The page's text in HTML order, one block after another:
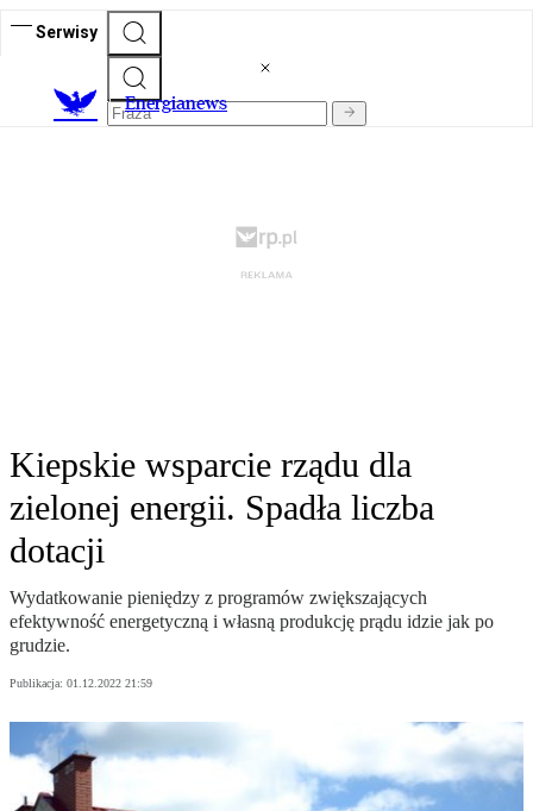
Serwisy
Energianews
Kiepskie wsparcie rządu dla
zielonej energii. Spadła liczba
dotacji
Wydatkowanie pieniędzy z programów zwiększających
efektywność energetyczną i własną produkcję prądu idzie jak po
grudzie.
Publikacja: 01.12.2022 21:59